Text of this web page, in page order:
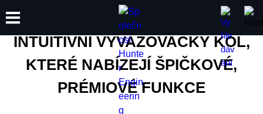
PODPORA
O SPOLEČNOSTI
Vyvažovačky kol
INTUITIVNÍ VYVAŽOVAČKY KOL,
KTERÉ NABÍZEJÍ ŠPIČKOVÉ,
PRÉMIOVÉ FUNKCE